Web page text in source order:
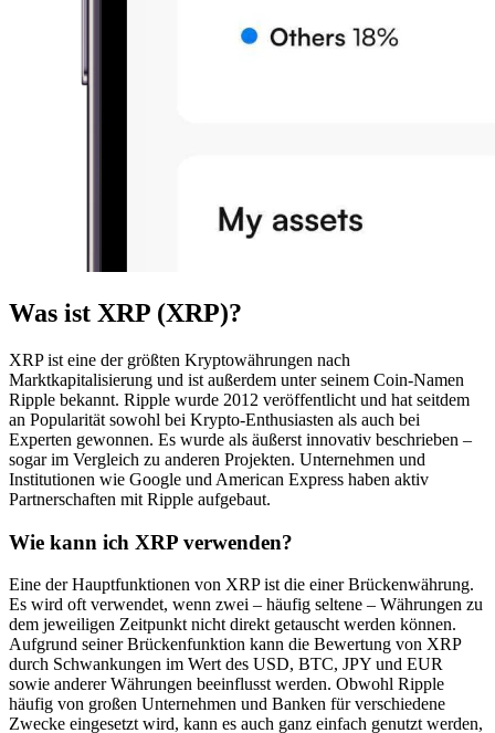
Was ist XRP (XRP)?
XRP ist eine der größten Kryptowährungen nach
Marktkapitalisierung und ist außerdem unter seinem Coin-Namen
Ripple bekannt. Ripple wurde 2012 veröffentlicht und hat seitdem
an Popularität sowohl bei Krypto-Enthusiasten als auch bei
Experten gewonnen. Es wurde als äußerst innovativ beschrieben –
sogar im Vergleich zu anderen Projekten. Unternehmen und
Institutionen wie Google und American Express haben aktiv
Partnerschaften mit Ripple aufgebaut.
Wie kann ich XRP verwenden?
Eine der Hauptfunktionen von XRP ist die einer Brückenwährung.
Es wird oft verwendet, wenn zwei – häufig seltene – Währungen zu
dem jeweiligen Zeitpunkt nicht direkt getauscht werden können.
Aufgrund seiner Brückenfunktion kann die Bewertung von XRP
durch Schwankungen im Wert des USD, BTC, JPY und EUR
sowie anderer Währungen beeinflusst werden. Obwohl Ripple
häufig von großen Unternehmen und Banken für verschiedene
Zwecke eingesetzt wird, kann es auch ganz einfach genutzt werden,